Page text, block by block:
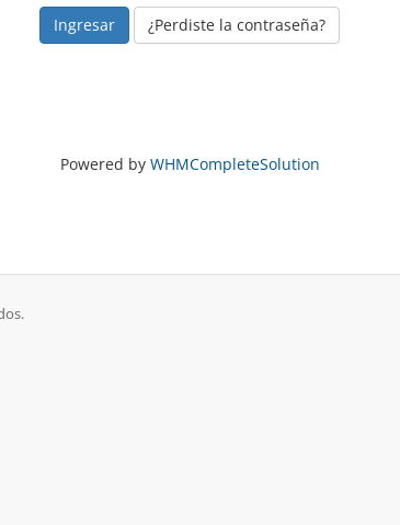
¿Perdiste la contraseña?
Powered by WHMCompleteSolution